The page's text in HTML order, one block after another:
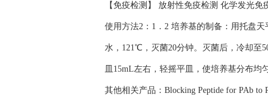
【免疫检测】 放射性免疫检测 化学发光免
使用方法2：1．2 培养基的制备：用托盘
水，121℃，灭菌20分钟。灭菌后，冷却至
皿15mL左右，轻摇平皿，使培养基分布
其他相关产品：Blocking Peptide for PAb to